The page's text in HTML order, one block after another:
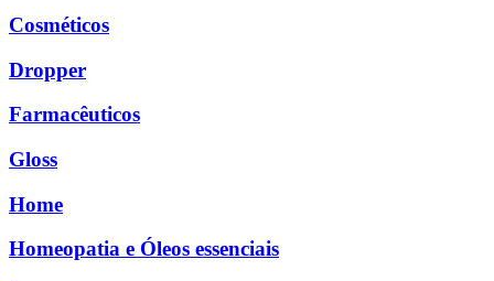
Cosméticos
Dropper
Farmacêuticos
Gloss
Home
Homeopatia e Óleos essenciais